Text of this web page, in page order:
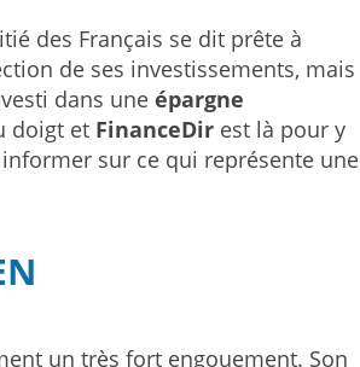
des Français se dit prête à
de ses investissements, mais
dans une épargne
doigt et FinanceDir est là pour y
sur ce qui représente une
un très fort engouement. Son